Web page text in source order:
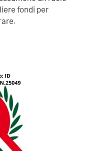
fondi per